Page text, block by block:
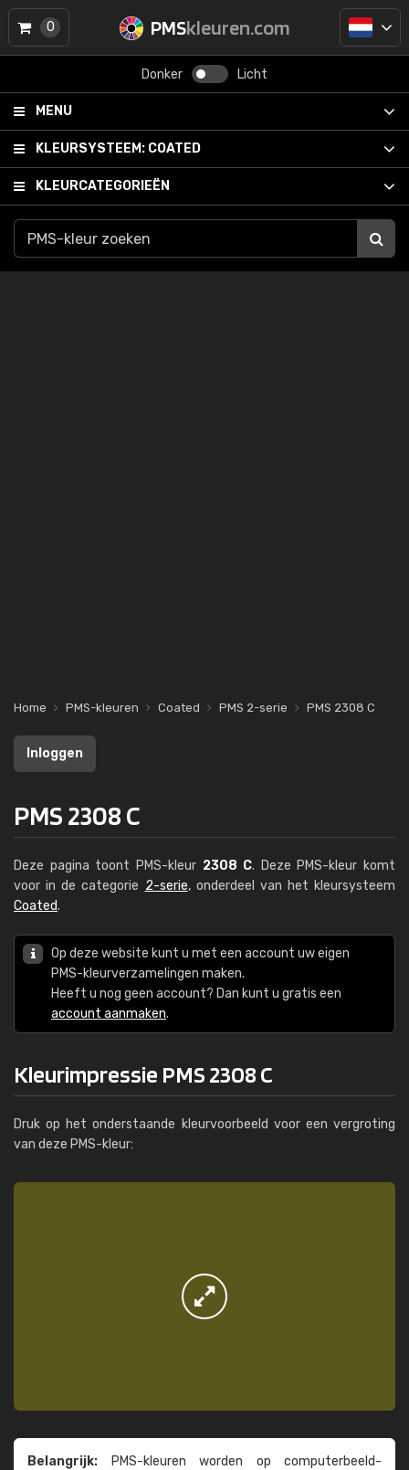
PMSkleuren.com
Donker Licht
MENU
KLEURSYSTEEM: COATED
KLEURCATEGORIEËN
0
Home PMS-kleuren Coated PMS 2-serie PMS 2308 C
Inloggen
PMS 2308 C
Deze pagina toont PMS-kleur 2308 C. Deze PMS-kleur komt
voor in de categorie 2-serie, onderdeel van het kleursysteem
Coated.
Op deze website kunt u met een account uw eigen
PMS-kleurverzamelingen maken.
Heeft u nog geen account? Dan kunt u gratis een
account aanmaken.
Kleurimpressie PMS 2308 C
Druk op het onderstaande kleurvoorbeeld voor een vergroting
van deze PMS-kleur:
Belangrijk: PMS-kleuren worden op computer­beeld­